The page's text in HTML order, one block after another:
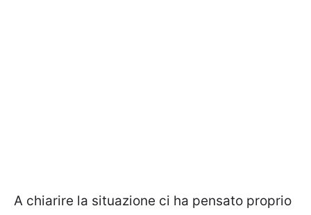
A chiarire la situazione ci ha pensato proprio